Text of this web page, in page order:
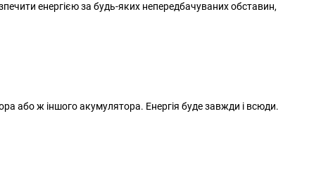
енергією за будь-яких непередбачуваних обставин,
або ж іншого акумулятора. Енергія буде завжди і всюди.